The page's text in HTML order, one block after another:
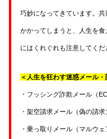
巧妙になってきています。
かかってしまうと、人生を
にはくれぐれも注意してくだ
＜人生を狂わす迷惑メール・
・フッシング詐欺メール（
・架空請求メール（偽の請求
・乗っ取りメール（マルウェ